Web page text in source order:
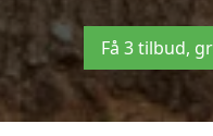
Få 3 tilbud,